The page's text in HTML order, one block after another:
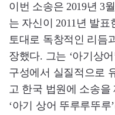
이번 소송은 2019년 3
는 자신이 2011년 발표
토대로 독창적인 리듬
장했다. 그는 ‘아기상
구성에서 실질적으로
고 한국 법원에 소송을
‘아기 상어 뚜루루뚜